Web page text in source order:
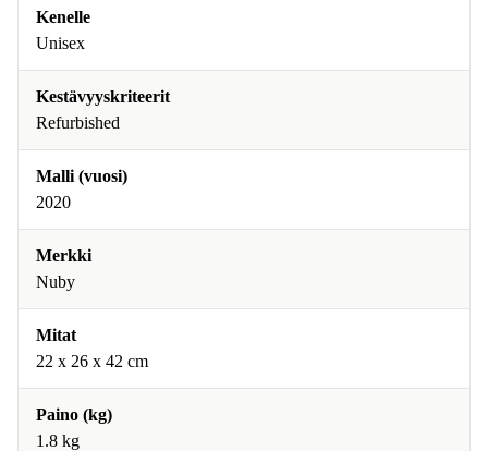
Kenelle
Unisex
Kestävyyskriteerit
Refurbished
Malli (vuosi)
2020
Merkki
Nuby
Mitat
22 x 26 x 42 cm
Paino (kg)
1.8 kg